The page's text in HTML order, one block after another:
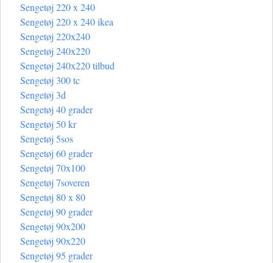
Sengetøj 220 x 240
Sengetøj 220 x 240 ikea
Sengetøj 220x240
Sengetøj 240x220
Sengetøj 240x220 tilbud
Sengetøj 300 tc
Sengetøj 3d
Sengetøj 40 grader
Sengetøj 50 kr
Sengetøj 5sos
Sengetøj 60 grader
Sengetøj 70x100
Sengetøj 7soveren
Sengetøj 80 x 80
Sengetøj 90 grader
Sengetøj 90x200
Sengetøj 90x220
Sengetøj 95 grader